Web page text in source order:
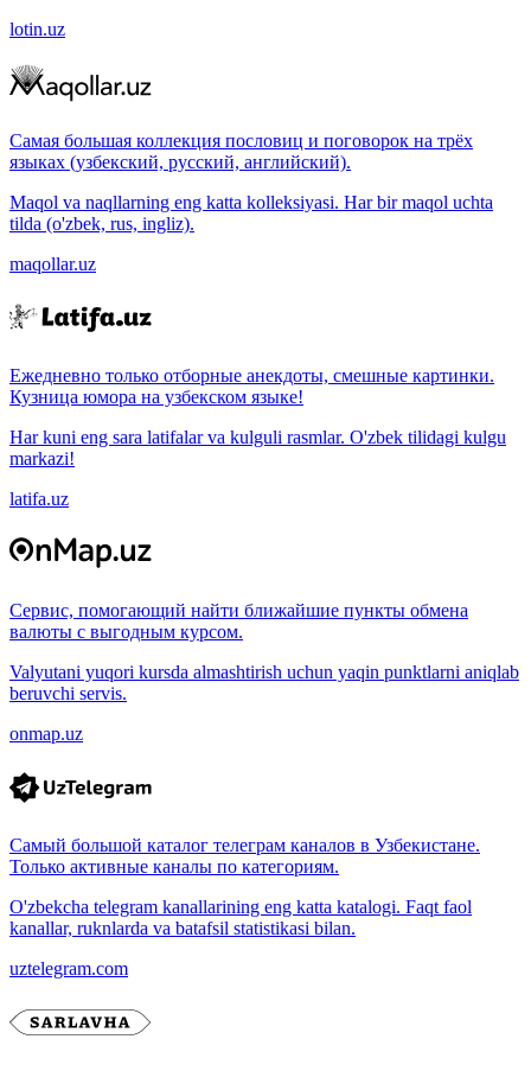
lotin.uz
Самая большая коллекция пословиц и поговорок на трёх
языках (узбекский, русский, английский).
Maqol va naqllarning eng katta kolleksiyasi. Har bir maqol uchta
tilda (o'zbek, rus, ingliz).
maqollar.uz
Ежедневно только отборные анекдоты, смешные картинки.
Кузница юмора на узбекском языке!
Har kuni eng sara latifalar va kulguli rasmlar. O'zbek tilidagi kulgu
markazi!
latifa.uz
Сервис, помогающий найти ближайшие пункты обмена
валюты с выгодным курсом.
Valyutani yuqori kursda almashtirish uchun yaqin punktlarni aniqlab
beruvchi servis.
onmap.uz
Самый большой каталог телеграм каналов в Узбекистане.
Только активные каналы по категориям.
O'zbekcha telegram kanallarining eng katta katalogi. Faqt faol
kanallar, ruknlarda va batafsil statistikasi bilan.
uztelegram.com